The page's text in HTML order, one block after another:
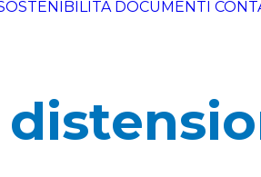
DOCUMENTI